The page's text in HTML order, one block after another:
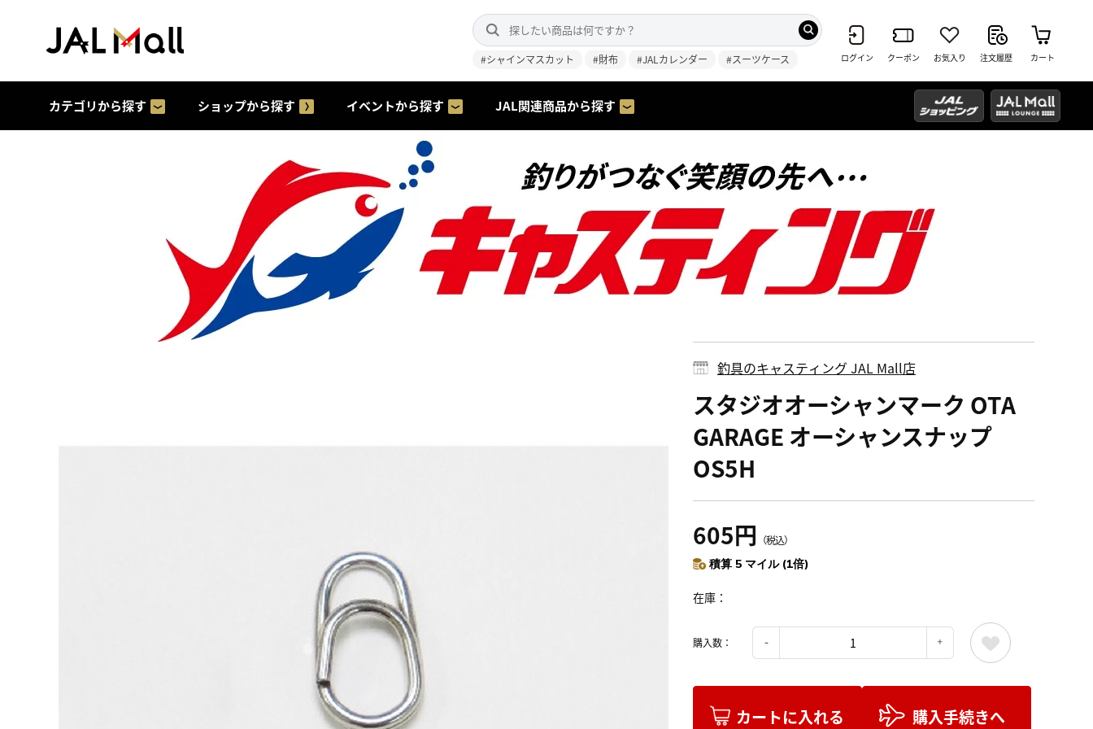
#シャインマスカット #財布 #JALカレンダー #スーツケース ログイン クーポン お気入り 注文履歴 カート
カテゴリから探す ショップから探す イベントから探す JAL関連商品から探す
釣具のキャスティング JAL Mall店
スタジオオーシャンマーク OTA
GARAGE オーシャンスナップ
OS5H
605円 （税込）
積算 5 マイル (1倍)
在庫
購入数：
カートに入れる 購入手続きへ